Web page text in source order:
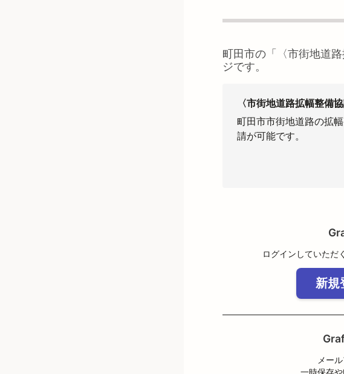
町田市の「 〈市街地道
ジです。
〈市街地道路拡幅整備
町田市市街地道路の拡
請が可能です。
ログインしていただ
新規
メー